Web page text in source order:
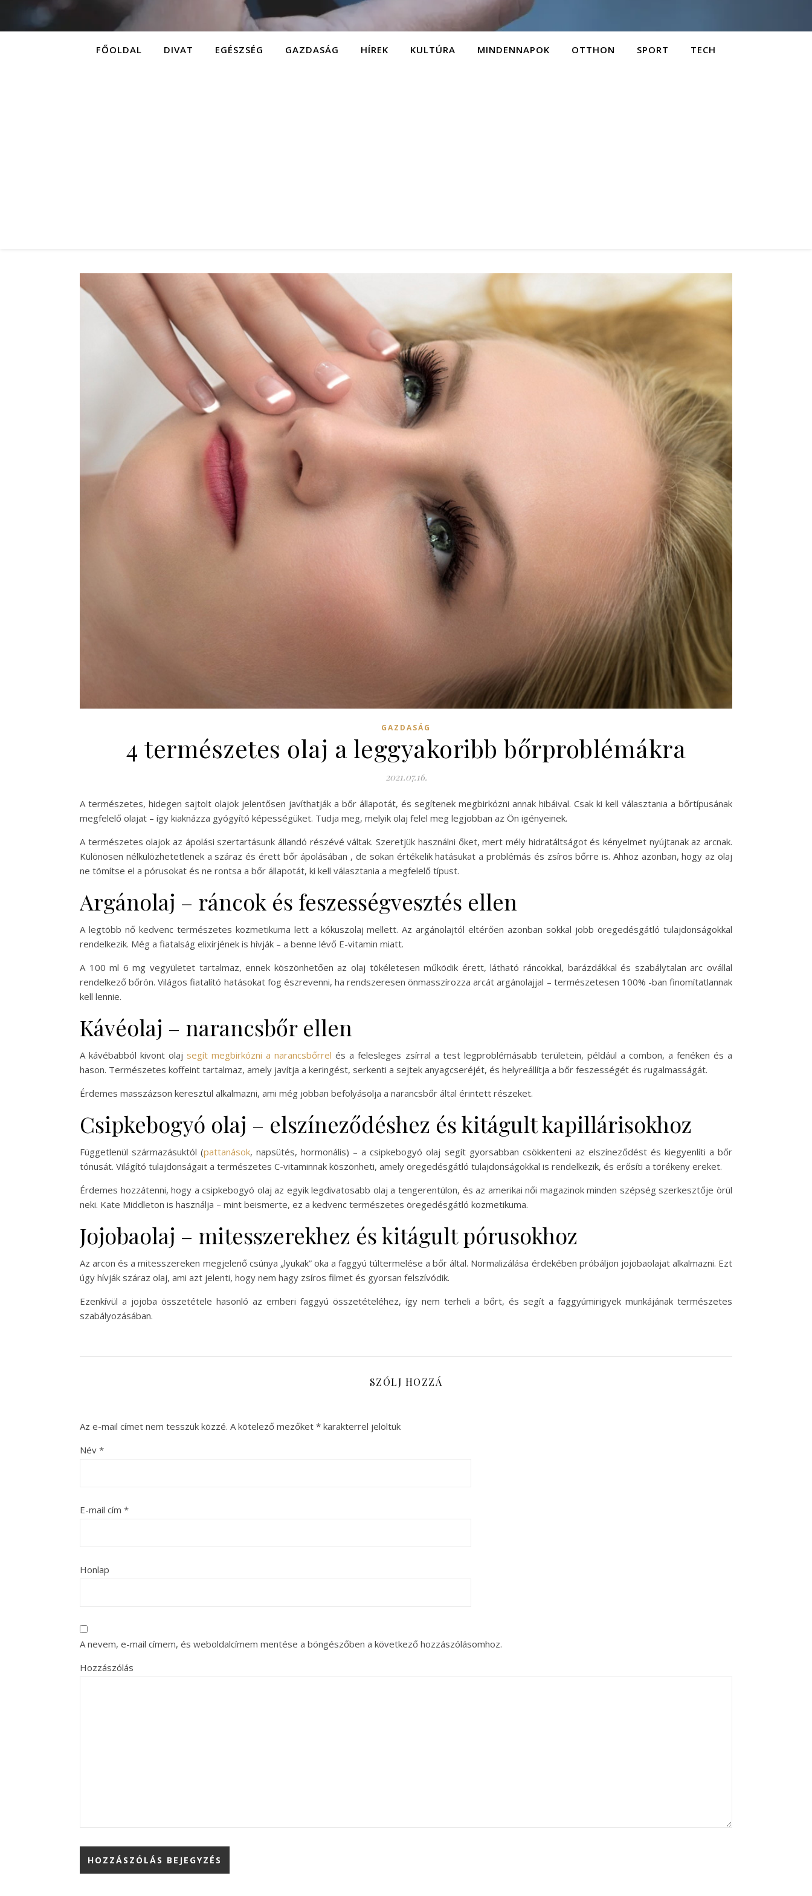
FŐOLDAL DIVAT EGÉSZSÉG GAZDASÁG HÍREK KULTÚRA MINDENNAPOK OTTHON SPORT TECH
GAZDASÁG
4 természetes olaj a leggyakoribb bőrproblémákra
2021.07.16.
A természetes, hidegen sajtolt olajok jelentősen javíthatják a bőr állapotát, és segítenek megbirkózni annak hibáival. Csak ki kell választania a bőrtípusának
megfelelő olajat – így kiaknázza gyógyító képességüket. Tudja meg, melyik olaj felel meg legjobban az Ön igényeinek.
A természetes olajok az ápolási szertartásunk állandó részévé váltak. Szeretjük használni őket, mert mély hidratáltságot és kényelmet nyújtanak az arcnak.
Különösen nélkülözhetetlenek a száraz és érett bőr ápolásában , de sokan értékelik hatásukat a problémás és zsíros bőrre is. Ahhoz azonban, hogy az olaj
ne tömítse el a pórusokat és ne rontsa a bőr állapotát, ki kell választania a megfelelő típust.
Argánolaj – ráncok és feszességvesztés ellen
A legtöbb nő kedvenc természetes kozmetikuma lett a kókuszolaj mellett. Az argánolajtól eltérően azonban sokkal jobb öregedésgátló tulajdonságokkal
rendelkezik. Még a fiatalság elixírjének is hívják – a benne lévő E-vitamin miatt.
A 100 ml 6 mg vegyületet tartalmaz, ennek köszönhetően az olaj tökéletesen működik érett, látható ráncokkal, barázdákkal és szabálytalan arc ovállal
rendelkező bőrön. Világos fiatalító hatásokat fog észrevenni, ha rendszeresen önmasszírozza arcát argánolajjal – természetesen 100% -ban finomítatlannak
kell lennie.
Kávéolaj – narancsbőr ellen
A kávébabból kivont olaj segít megbirkózni a narancsbőrrel és a felesleges zsírral a test legproblémásabb területein, például a combon, a fenéken és a
hason. Természetes koffeint tartalmaz, amely javítja a keringést, serkenti a sejtek anyagcseréjét, és helyreállítja a bőr feszességét és rugalmasságát.
Érdemes masszázson keresztül alkalmazni, ami még jobban befolyásolja a narancsbőr által érintett részeket.
Csipkebogyó olaj – elszíneződéshez és kitágult kapillárisokhoz
Függetlenül származásuktól (pattanások, napsütés, hormonális) – a csipkebogyó olaj segít gyorsabban csökkenteni az elszíneződést és kiegyenlíti a bőr
tónusát. Világító tulajdonságait a természetes C-vitaminnak köszönheti, amely öregedésgátló tulajdonságokkal is rendelkezik, és erősíti a törékeny ereket.
Érdemes hozzátenni, hogy a csipkebogyó olaj az egyik legdivatosabb olaj a tengerentúlon, és az amerikai női magazinok minden szépség szerkesztője örül
neki. Kate Middleton is használja – mint beismerte, ez a kedvenc természetes öregedésgátló kozmetikuma.
Jojobaolaj – mitesszerekhez és kitágult pórusokhoz
Az arcon és a mitesszereken megjelenő csúnya „lyukak” oka a faggyú túltermelése a bőr által. Normalizálása érdekében próbáljon jojobaolajat alkalmazni. Ezt
úgy hívják száraz olaj, ami azt jelenti, hogy nem hagy zsíros filmet és gyorsan felszívódik.
Ezenkívül a jojoba összetétele hasonló az emberi faggyú összetételéhez, így nem terheli a bőrt, és segít a faggyúmirigyek munkájának természetes
szabályozásában.
SZÓLJ HOZZÁ
Az e-mail címet nem tesszük közzé. A kötelező mezőket * karakterrel jelöltük
Név *
E-mail cím *
Honlap
A nevem, e-mail címem, és weboldalcímem mentése a böngészőben a következő hozzászólásomhoz.
Hozzászólás